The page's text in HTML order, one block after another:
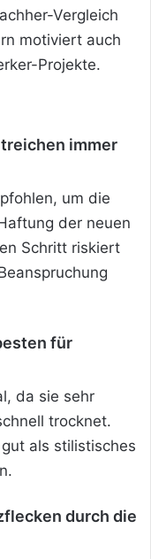
Vergleich
motiviert auch
Projekte.
immer
um die
der neuen
Schritt riskiert
für
da sie sehr
trocknet.
als stilistisches
durch die